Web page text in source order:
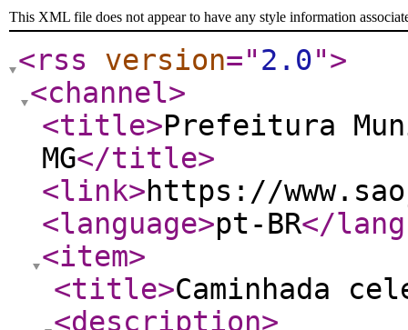
This XML file does not appear to have any style information
<rss version="2.0">
<channel>
<title>Prefeitura
MG</title>
<link>https://
<language>pt-BR</
<item>
<title>Caminhada
<description>